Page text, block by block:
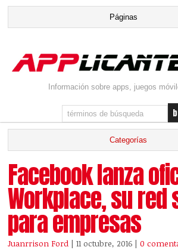
Información sobre apps, juegos
Facebook lanza
Workplace, su red
para empresas
Juanrrison Ford | 11 octubre, 2016 |0